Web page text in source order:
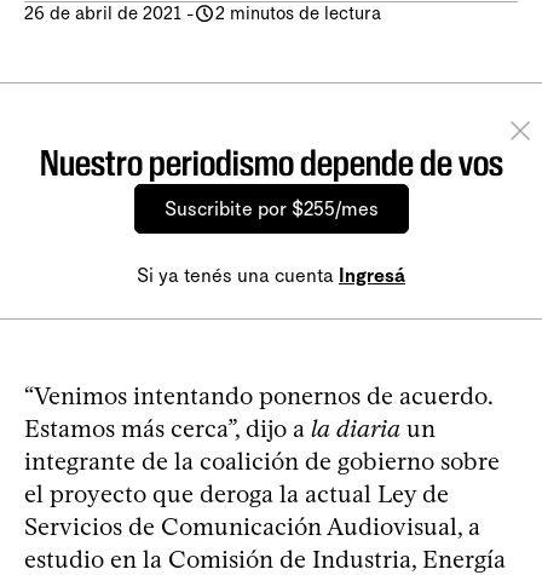
26 de abril de 2021 - 2 minutos de lectura
Nuestro periodismo depende de vos
Suscribite por $255/mes
Si ya tenés una cuenta Ingresá
“Venimos intentando ponernos de acuerdo.
Estamos más cerca”, dijo a la diaria un
integrante de la coalición de gobierno sobre
el proyecto que deroga la actual Ley de
Servicios de Comunicación Audiovisual, a
estudio en la Comisión de Industria, Energía